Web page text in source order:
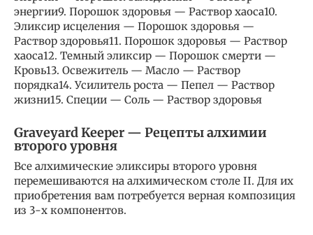
энергии9. Порошок здоровья — Раствор хаоса10.
Эликсир исцеления — Порошок здоровья —
Раствор здоровья11. Порошок здоровья — Раствор
хаоса12. Темный эликсир — Порошок смерти —
Кровь13. Освежитель — Масло — Раствор
порядка14. Усилитель роста — Пепел — Раствор
жизни15. Специи — Соль — Раствор здоровья
Graveyard Keeper — Рецепты алхимии
второго уровня
Все алхимические эликсиры второго уровня
перемешиваются на алхимическом столе II. Для их
приобретения вам потребуется верная композиция
из 3-х компонентов.